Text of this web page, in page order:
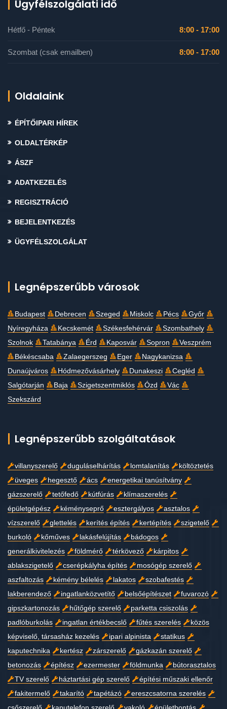
Ügyfélszolgálati idő
Hétfő - Péntek 8:00 - 17:00
Szombat (csak emailben) 8:00 - 17:00
Oldalaink
ÉPÍTŐIPARI HÍREK
OLDALTÉRKÉP
ÁSZF
ADATKEZELÉS
REGISZTRÁCIÓ
BEJELENTKEZÉS
ÜGYFÉLSZOLGÁLAT
Legnépszerűbb városok
Budapest Debrecen Szeged Miskolc Pécs
Győr
Nyíregyháza
Kecskemét Székesfehérvár
Szombathely
Szolnok
Tatabánya Érd Kaposvár Sopron
Veszprém
Békéscsaba
Zalaegerszeg Eger
Nagykanizsa
Dunaújváros
Hódmezővásárhely Dunakeszi
Cegléd
Salgótarján
Baja Szigetszentmiklós Ózd
Vác
Szekszárd
Legnépszerűbb szolgáltatások
villanyszerelő duguláselhárítás lomtalanítás
költöztetés
üveges
hegesztő ács
energetikai tanúsítvány
gázszerelő
tetőfedő kútfúrás
klímaszerelés
épületgépész
kéményseprő esztergályos
asztalos
vízszerelő
glettelés kerítés építés kertépítés
szigetelő
burkoló
kőműves lakásfelújítás
bádogos
generálkivitelezés
földmérő térkövező
kárpitos
ablakszigetelő
cserépkályha építés
mosógép szerelő
aszfaltozás
kémény bélelés lakatos
szobafestés
lakberendező
ingatlanközvetítő belsőépítészet
fuvarozó
gipszkartonozás
hűtőgép szerelő
parketta csiszolás
padlóburkolás
ingatlan értékbecslő fűtés szerelés
közös
képviselő, társasház kezelés
ipari alpinista
statikus
kaputechnika
kertész zárszerelő
gázkazán szerelő
betonozás
építész ezermester földmunka
bútorasztalos
TV szerelő
háztartási gép szerelő
építési műszaki ellenőr
fakitermelő
takarító tapétázó
ereszcsatorna szerelés